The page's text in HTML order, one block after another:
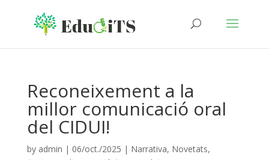
Reconeixement a la
millor comunicació oral
del CIDUI!
by admin | 06/oct./2025 | Narrativa, Novetats,